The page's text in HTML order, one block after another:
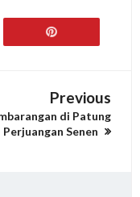
Previous
di Patung
Perjuangan Senen